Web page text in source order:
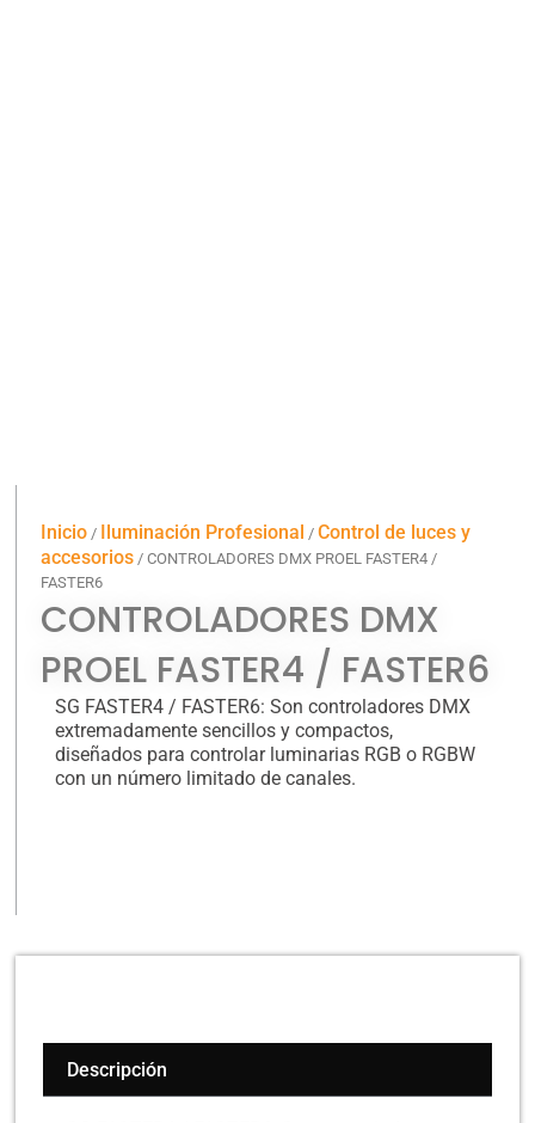
Inicio / Iluminación Profesional /Control de luces y
accesorios / CONTROLADORES DMX PROEL FASTER4 /
FASTER6
CONTROLADORES DMX
PROEL FASTER4 / FASTER6
SG FASTER4 / FASTER6: Son controladores DMX
extremadamente sencillos y compactos,
diseñados para controlar luminarias RGB o RGBW
con un número limitado de canales.
Descripción